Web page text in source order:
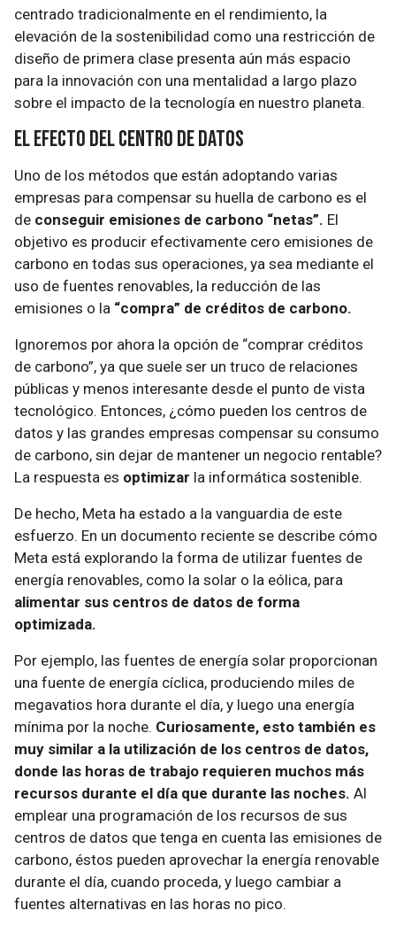
centrado tradicionalmente en el rendimiento, la
elevación de la sostenibilidad como una restricción de
diseño de primera clase presenta aún más espacio
para la innovación con una mentalidad a largo plazo
sobre el impacto de la tecnología en nuestro planeta.
El efecto del centro de datos
Uno de los métodos que están adoptando varias
empresas para compensar su huella de carbono es el
de conseguir emisiones de carbono “netas”. El
objetivo es producir efectivamente cero emisiones de
carbono en todas sus operaciones, ya sea mediante el
uso de fuentes renovables, la reducción de las
emisiones o la “compra” de créditos de carbono.
Ignoremos por ahora la opción de “comprar créditos
de carbono”, ya que suele ser un truco de relaciones
públicas y menos interesante desde el punto de vista
tecnológico. Entonces, ¿cómo pueden los centros de
datos y las grandes empresas compensar su consumo
de carbono, sin dejar de mantener un negocio rentable?
La respuesta es optimizar la informática sostenible.
De hecho, Meta ha estado a la vanguardia de este
esfuerzo. En un documento reciente se describe cómo
Meta está explorando la forma de utilizar fuentes de
energía renovables, como la solar o la eólica, para
alimentar sus centros de datos de forma
optimizada.
Por ejemplo, las fuentes de energía solar proporcionan
una fuente de energía cíclica, produciendo miles de
megavatios hora durante el día, y luego una energía
mínima por la noche. Curiosamente, esto también es
muy similar a la utilización de los centros de datos,
donde las horas de trabajo requieren muchos más
recursos durante el día que durante las noches. Al
emplear una programación de los recursos de sus
centros de datos que tenga en cuenta las emisiones de
carbono, éstos pueden aprovechar la energía renovable
durante el día, cuando proceda, y luego cambiar a
fuentes alternativas en las horas no pico.